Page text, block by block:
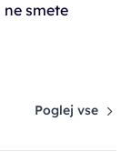
smete
Poglej vse